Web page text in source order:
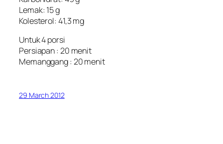
Lemak: 15 g
Kolesterol: 41,3 mg
Untuk 4 porsi
Persiapan : 20 menit
Memanggang : 20 menit
29 March 2012